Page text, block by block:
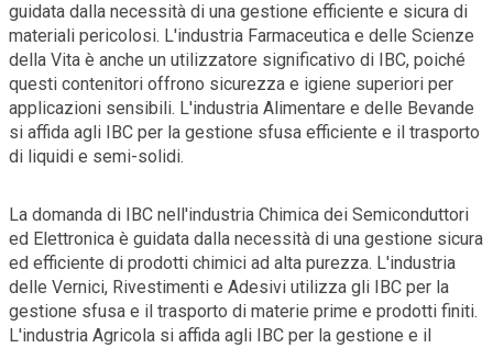
guidata dalla necessità di una gestione efficiente e sicura di
materiali pericolosi. L'industria Farmaceutica e delle Scienze
della Vita è anche un utilizzatore significativo di IBC, poiché
questi contenitori offrono sicurezza e igiene superiori per
applicazioni sensibili. L'industria Alimentare e delle Bevande
si affida agli IBC per la gestione sfusa efficiente e il trasporto
di liquidi e semi-solidi.
La domanda di IBC nell'industria Chimica dei Semiconduttori
ed Elettronica è guidata dalla necessità di una gestione sicura
ed efficiente di prodotti chimici ad alta purezza. L'industria
delle Vernici, Rivestimenti e Adesivi utilizza gli IBC per la
gestione sfusa e il trasporto di materie prime e prodotti finiti.
L'industria Agricola si affida agli IBC per la gestione e il